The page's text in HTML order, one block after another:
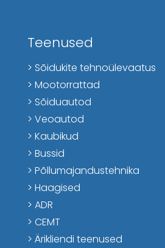
Teenused
> Sõidukite tehnoülevaatus
> Mootorrattad
> Sõiduautod
> Veoautod
> Kaubikud
> Bussid
> Põllumajandustehnika
> Haagised
> ADR
> CEMT
> Ärikliendi teenused